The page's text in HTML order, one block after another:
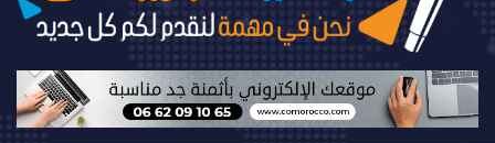
الجديد بريس
نحن في مهمة لنقدم لكم كل جديد